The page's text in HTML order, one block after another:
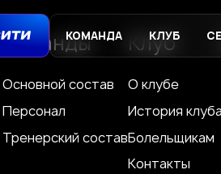
КОМАНДА КЛУБ
Команды
Основной состав
Персонал
Тренерский состав
Клуб
О клубе
История клуба
Болельщикам
Контакты